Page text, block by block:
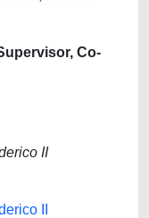
Co-
II
II